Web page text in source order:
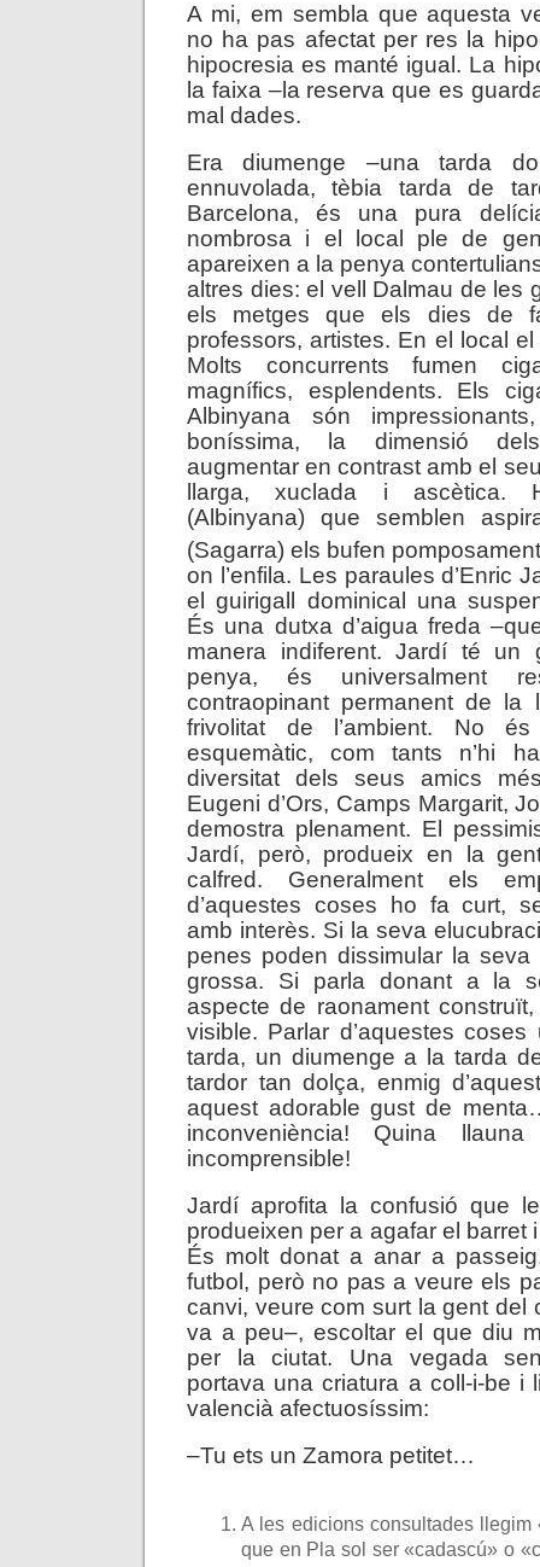
A mi, em sembla que aquesta
no ha pas afectat per res la
hipocresia es manté igual. La
la faixa –la reserva que es
mal dades.
Era diumenge –una tarda
ennuvolada, tèbia tarda de
Barcelona, és una pura
nombrosa i el local ple de
apareixen a la penya
altres dies: el vell Dalmau de les
els metges que els dies de
professors, artistes. En el local
Molts concurrents fumen
magnífics, esplendents. Els
Albinyana són
boníssima, la dimensió
augmentar en contrast amb el
llarga, xuclada i ascètica.
(Albinyana) que semblen
(Sagarra) els bufen
on l’enfila. Les paraules d’Enric
el guirigall dominical una
És una dutxa d’aigua freda
manera indiferent. Jardí té un
penya, és universalment
contraopinant permanent de la
frivolitat de l’ambient. No
esquemàtic, com tants n’hi
diversitat dels seus amics
Eugeni d’Ors, Camps Margarit,
demostra plenament. El
Jardí, però, produeix en la
calfred. Generalment els
d’aquestes coses ho fa curt,
amb interès. Si la seva
penes poden dissimular la seva
grossa. Si parla donant a la
aspecte de raonament
visible. Parlar d’aquestes
tarda, un diumenge a la tarda
tardor tan dolça, enmig
aquest adorable gust de
inconveniència! Quina
incomprensible!
Jardí aprofita la confusió que
produeixen per a agafar el barret
És molt donat a anar a
futbol, però no pas a veure els
canvi, veure com surt la gent del
va a peu–, escoltar el que diu
per la ciutat. Una vegada
portava una criatura a coll-i-be i
valencià afectuosíssim:
–Tu ets un Zamora petitet…
A les edicions consultades llegim
que en Pla sol ser «cadascú» o